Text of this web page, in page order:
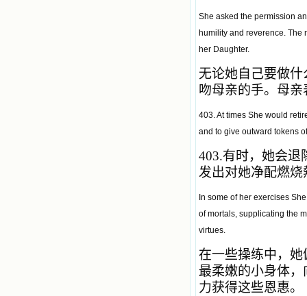
She asked the permission
humility and reverence. The
her Daughter.
无论她自己要做
吻母亲的手。母
403. At times She would
and to give outward tokens
403.有时，她会退
发出对她净配燃
In some of her exercises
of mortals, supplicating the
virtues.
在一些操练中，
最柔嫩的小身体
力获得这些恩惠。